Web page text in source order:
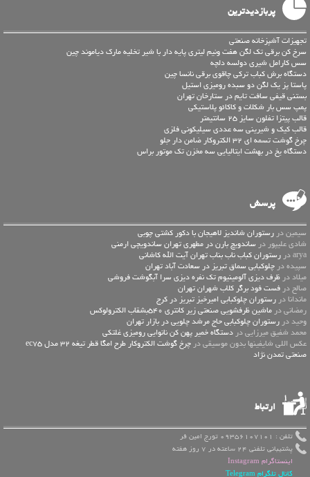
پربازدیدترین
تجهیزات آشپزخانه صنعتی
سرخ کن برقی تک لگن هفت ونیم لیتری پایه دار با شیر تخلیه مارک دیاموند چین
سس کارامل شیری دولسه دلچه
دستگاه برش کباب ترکی چاقوی برقی نانسا چین
پاستا پز یک لگن دو سبده رومیزی استیل
بستنی قیفی سافت تایم در ستارخان تهران
پمپ سس بار شکلات و کاکائو پلاستیکی
قالب پیتزا تفلون سایز 25 سانتیمتر
قالب کیک و شیرینی سه عددی سیلیکونی فلزی
چرخ گوشت تسمه ای 32 الکتروکار ضامن دار جلو
دستگاه یخ در بهشت ایتالیایی سه مخزن تک موتور براس
پرسش
سیمین در رستوران شاندیز لاهیجان با دکور کشتی چوبی
شادی علیپور در ساندویچ بارن در مطهری تهران ساندویچی ارمنی
arya در
رستوران کباب ناب بناب تهران آیت الله کاشانی
سپیده در چلوکبابی سماق تبریز در سعادت آباد تهران
میلاد در ظرف دیزی آلومینیوم تک نفره دیزی سرا آبگوشت فروشی
صالح در فست فود برگر کلاب شهران تهران
ماندانا در رستوران چلوکبابی امیرخیز تبریز در کرج
رمضانی در ماشین ظرفشویی صنعتی زیر کانتری 540بشقاب الکترولوکس
وحید در رستوران چلوکبابی حاج مرشد چلویی در بازار تهران
محمد شفیق میرزایی در دستگاه خمیر پهن کن نانوایی رومیزی غلتکی
عكس اللي شايفينها بدون موسيقى در
چرخ گوشت الکتروکار طرح امگا قطر تیغه 32 مدل ec75
صنعتی تمدن نژاد
ارتباط
تلفن : 09356107101 تورج امین فر
پشتیبانی تلفنی 24 ساعته در 7 روز هفته
اینستاگرام Instagram
کانال تلگرام Telegram